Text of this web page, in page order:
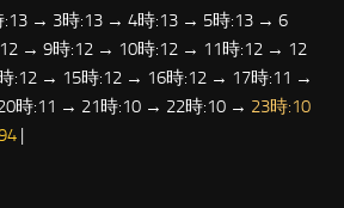
→ 3時:13 → 4時:13 → 5時:13 → 6
→ 9時:12 → 10時:12 → 11時:12 → 12
:12 → 15時:12 → 16時:12 → 17時:11 →
時:11 → 21時:10 → 22時:10 → 23時:10
|